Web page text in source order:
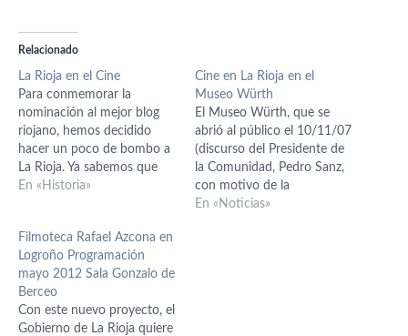
Relacionado
La Rioja en el Cine
Para conmemorar la
nominación al mejor blog
riojano, hemos decidido
hacer un poco de bombo a
La Rioja. Ya sabemos que
hay muchos riojanos
resumen de los más
conocidos. Y en esta
primera entrega vamos a
ver las películas filmadas en
esta comunidad.…
En «Historia»
Cine en La Rioja en el
Museo Würth
El Museo Würth, que se
abrió al público el 10/11/07
(discurso del Presidente de
la Comunidad, Pedro Sanz,
con motivo de la
inauguración) celebra este
En «Noticias»
Filmoteca Rafael Azcona en
Logroño Programación
mayo 2012 Sala Gonzalo de
Berceo
Con este nuevo proyecto, el
Gobierno de La Rioja quiere